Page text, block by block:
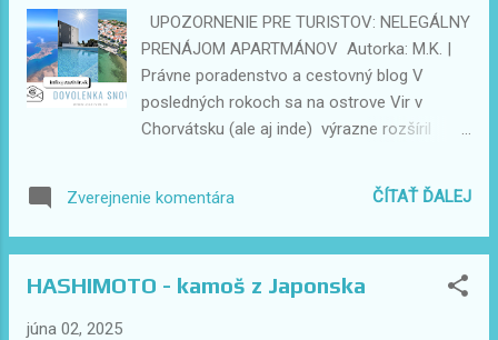
zažiť podobné chvíle aj vy? Chcete si
oddýchnuť, zmeniť prostredie a vychutnať si
júnové slnko v Chorvátsku? Pripravili sme
pre vás špeciálne akcie na ubytovanie na jún!
Očakáva sa nádherné počasie, pokojnejšie
pláže a pohodová atmosféra pred hlavnou
UPOZORNENIE PRE TURISTOV: NELEGÁLNY
PRENÁJOM APARTMÁNOV Autorka: M.K. |
Právne poradenstvo a cestovný blog V
posledných rokoch sa na ostrove Vir v
Chorvátsku (ale aj inde) výrazne rozšíril
rekreačných nehnuteľností , ktorý so sebou
nesie nielen daňové a právne riziká, ale
najmä nepríjemné následky pre nič
prečo je to problém) Jednotlivci si bez
Zverejnenie komentára ČÍTAŤ ĎALEJ
HASHIMOTO - kamoš z Japonska
júna 02, 2025